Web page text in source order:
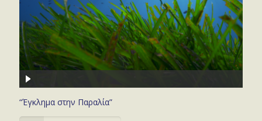
“Έγκλημα στην Παραλία”